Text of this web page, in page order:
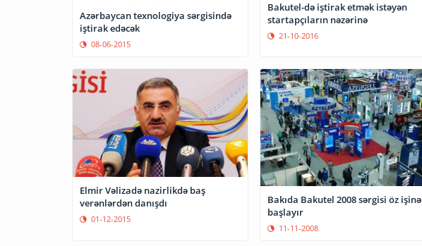
Azərbaycan texnologiya sərgisində
iştirak edəcək
08-06-2015
Bakutel-də iştirak etmək istəyən
startapçıların nəzərinə
21-10-2016
Elmir Vəlizadə nazirlikdə baş
verənlərdən danışdı
01-12-2015
Bakıda Bakutel 2008 sərgisi öz işinə
başlayır
11-11-2008